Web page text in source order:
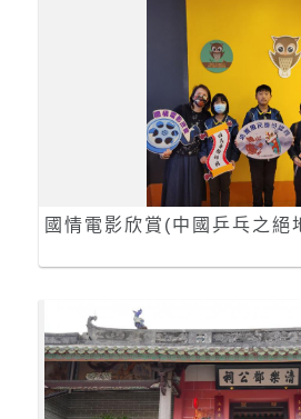
國情電影欣賞(中國乒乓之絕